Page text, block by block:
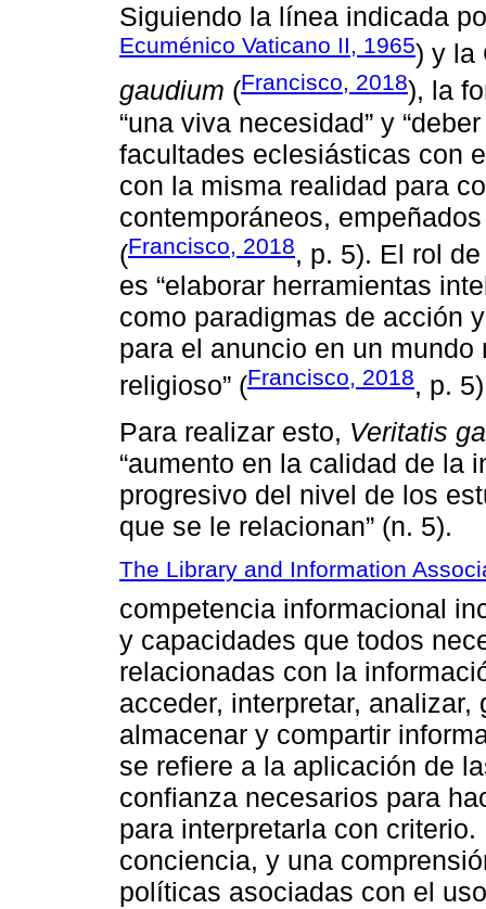
Siguiendo la línea indicada
Ecuménico Vaticano II, 1965) y la
gaudium (Francisco, 2018), la
“una viva necesidad” y
facultades eclesiásticas con
con la misma realidad para
contemporáneos,
(Francisco, 2018, p. 5). El rol
es “elaborar herramientas
como paradigmas de acción
para el anuncio en un
religioso” (Francisco, 2018, p.
Para realizar esto, Veritatis
“aumento en la calidad de la
progresivo del nivel de los
que se le relacionan” (n. 5).
The Library and Information
competencia informacional
y capacidades que todos
relacionadas con la
acceder, interpretar,
almacenar y compartir
se refiere a la aplicación de
confianza necesarios para
para interpretarla con
conciencia, y una
políticas asociadas con el